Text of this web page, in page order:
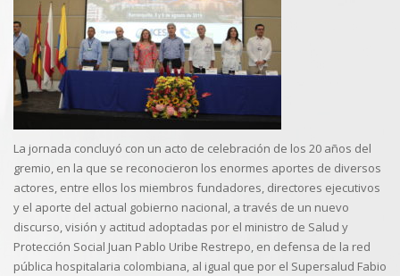
La jornada concluyó con un acto de celebración de los 20 años del
gremio, en la que se reconocieron los enormes aportes de diversos
actores, entre ellos los miembros fundadores, directores ejecutivos
y el aporte del actual gobierno nacional, a través de un nuevo
discurso, visión y actitud adoptadas por el ministro de Salud y
Protección Social Juan Pablo Uribe Restrepo, en defensa de la red
pública hospitalaria colombiana, al igual que por el Supersalud Fabio